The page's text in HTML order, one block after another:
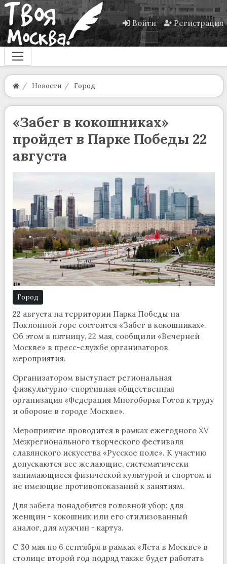
Войти Регистрация
Новости Город
«Забег в кокошниках»
пройдет в Парке Победы 22
августа
Город
22 августа на территории Парка Победы на
Поклонной горе состоится «Забег в кокошниках».
Об этом в пятницу, 22 мая, сообщили «Вечерней
Москве» в пресс-службе организаторов
мероприятия.
Организатором выступает региональная
физкультурно-спортивная общественная
организация «Федерация Многоборья Готов к труду
и обороне в городе Москве».
Мероприятие проводится в рамках ежегодного XV
Межрегионального творческого фестиваля
славянского искусства «Русское поле». К участию
допускаются все желающие, систематически
занимающиеся физической культурой и спортом и
не имеющие противопоказаний к занятиям.
Для забега понадобится головной убор: для
женщин - кокошник или его стилизованный
аналог, для мужчин - картуз.
С 30 мая по 6 сентября в рамках «Лета в Москве» в
столице второй год подряд также будет работать